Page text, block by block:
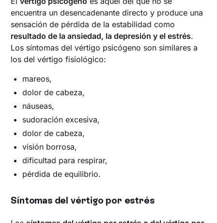
encuentra un desencadenante directo y produce una
sensación de pérdida de la estabilidad como
resultado de la ansiedad, la depresión y el estrés.
Los síntomas del vértigo psicógeno son similares a
los del vértigo fisiológico:
mareos,
dolor de cabeza,
náuseas,
sudoración excesiva,
dolor de cabeza,
visión borrosa,
dificultad para respirar,
pérdida de equilibrio.
Síntomas del vértigo por estrés